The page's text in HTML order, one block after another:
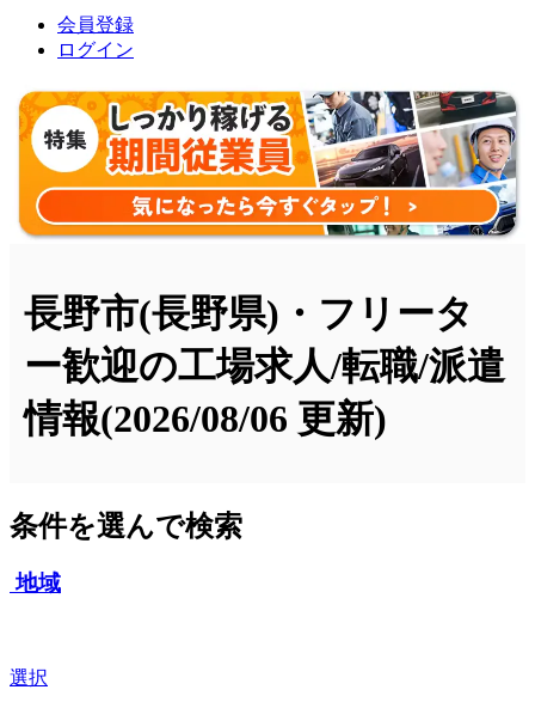
会員登録
ログイン
長野市(長野県)・フリータ
ー歓迎の工場求人/転職/派遣
情報(2026/08/06 更新)
条件を選んで検索
地域
選択